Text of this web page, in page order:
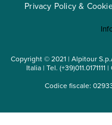
Mappa del sito
Privacy Policy &
Copyright © 2021 | Alpitour
Italia | Tel.
Codice fiscale: